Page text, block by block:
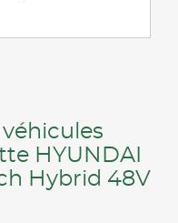
HYUNDAI
Hybrid 48V